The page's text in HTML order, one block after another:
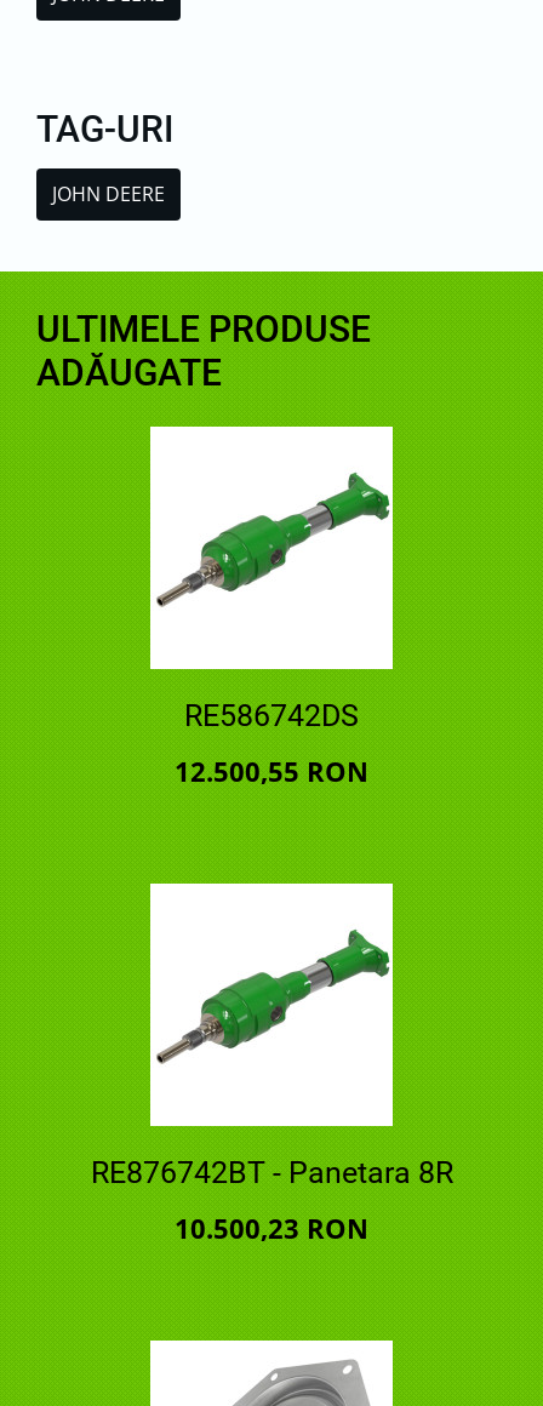
TAG-URI
JOHN DEERE
ULTIMELE PRODUSE
ADĂUGATE
RE586742DS
12.500,55 RON
RE876742BT - Panetara 8R
10.500,23 RON